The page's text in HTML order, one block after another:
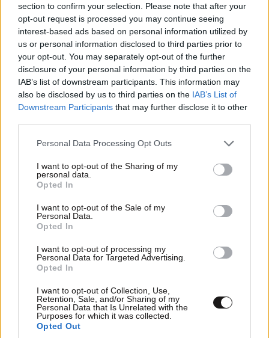
section to confirm your selection. Please note that after your
opt-out request is processed you may continue seeing
interest-based ads based on personal information utilized by
us or personal information disclosed to third parties prior to
your opt-out. You may separately opt-out of the further
disclosure of your personal information by third parties on the
IAB’s list of downstream participants. This information may
also be disclosed by us to third parties on the IAB’s List of
Downstream Participants that may further disclose it to other
Please note that this website/app uses one or more Google
not limited to your visit or usage behaviour. You may click to
grant or deny consent to Google and its third-party tags to
use your data for below specified purposes in below Google
consent section.
Personal Data Processing Opt Outs
I want to opt-out of the Sharing of my
personal data.
Opted In
I want to opt-out of the Sale of my
Personal Data.
Opted In
I want to opt-out of processing my
Personal Data for Targeted Advertising.
Opted In
I want to opt-out of Collection, Use,
Retention, Sale, and/or Sharing of my
Personal Data that Is Unrelated with the
Purposes for which it was collected.
Opted Out
LIFESTYLE06·08·2026 16:11
Βλαδίμηρος Κυριακίδης: «Δεν πιστεύω στον
Θεό, είναι δημιούργημα του ανθρώπου»